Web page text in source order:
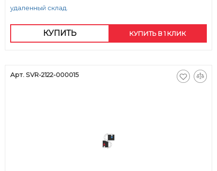
удаленный склад.
КУПИТЬ КУПИТЬ В 1 КЛИК
Арт. SVR-2122-000015